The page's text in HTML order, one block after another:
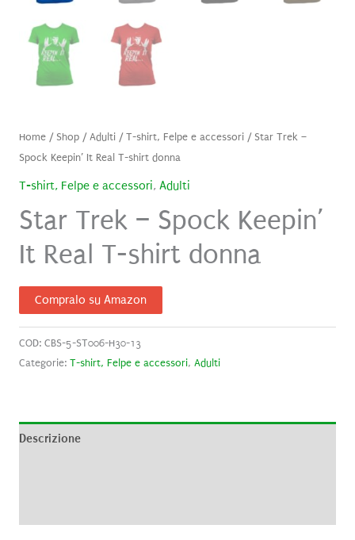
Home/ Shop/Adulti/T-shirt, Felpe e accessori/ Star Trek –
Spock Keepin’ It Real T-shirt donna
T-shirt, Felpe e accessori, Adulti
Star Trek – Spock Keepin’
It Real T-shirt donna
Compralo su Amazon
COD: CBS-5-ST006-H30-13
Categorie: T-shirt, Felpe e accessori, Adulti
Descrizione